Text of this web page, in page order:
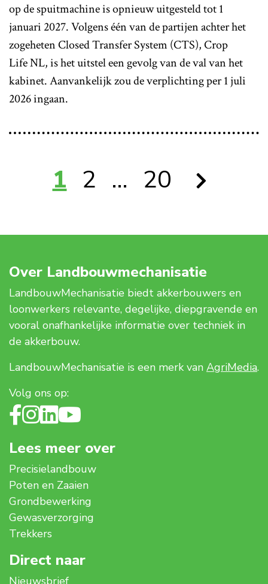
op de spuitmachine is opnieuw uitgesteld tot 1
januari 2027. Volgens één van de partijen achter het
zogeheten Closed Transfer System (CTS), Crop
Life NL, is het uitstel een gevolg van de val van het
kabinet. Aanvankelijk zou de verplichting per 1 juli
2026 ingaan.
1 2 … 20
Over Landbouwmechanisatie
LandbouwMechanisatie biedt akkerbouwers en
loonwerkers relevante, degelijke, diepgravende en
vooral onafhankelijke informatie over techniek in
de akkerbouw.
LandbouwMechanisatie is een merk van AgriMedia.
Volg ons op:
Lees meer over
Precisielandbouw
Poten en Zaaien
Grondbewerking
Gewasverzorging
Trekkers
Direct naar
Nieuwsbrief